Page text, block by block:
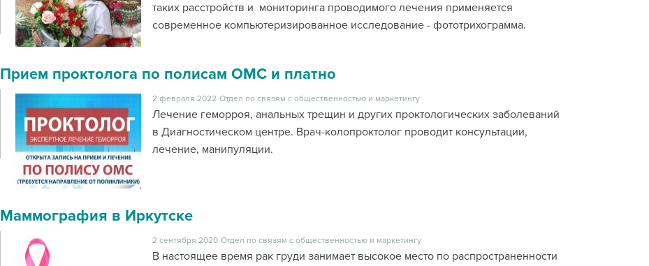
таких расстройств и мониторинга проводимого лечения применяется
современное компьютеризированное исследование - фототрихограмма.
Прием проктолога по полисам ОМС и платно
2 февраля 2022 Отдел по связям с общественностью и маркетингу
Лечение геморроя, анальных трещин и других проктологических заболеваний
в Диагностическом центре. Врач-колопроктолог проводит консультации,
лечение, манипуляции.
Маммография в Иркутске
2 сентября 2020 Отдел по связям с общественностью и маркетингу
В настоящее время рак груди занимает высокое место по распространенности